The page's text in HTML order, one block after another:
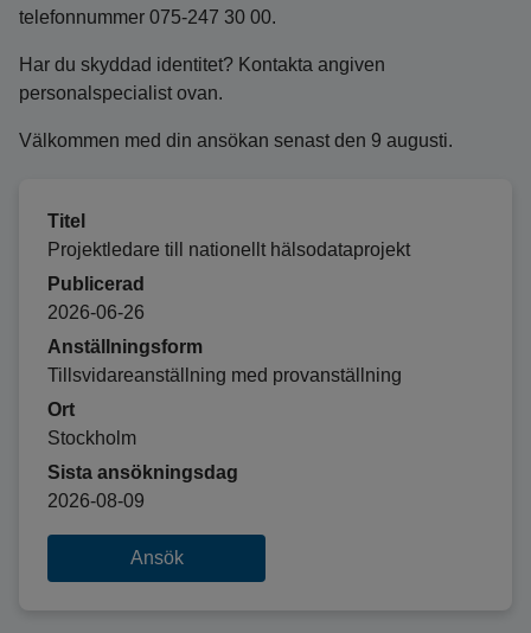
telefonnummer 075-247 30 00.
Har du skyddad identitet? Kontakta angiven
personalspecialist ovan.
Välkommen med din ansökan senast den 9 augusti.
Titel
Projektledare till nationellt hälsodataprojekt
Publicerad
2026-06-26
Anställningsform
Tillsvidareanställning med provanställning
Ort
Stockholm
Sista ansökningsdag
2026-08-09
Ansök